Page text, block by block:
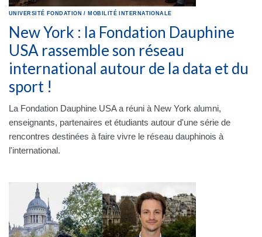
UNIVERSITÉ FONDATION / MOBILITÉ INTERNATIONALE
New York : la Fondation Dauphine
USA rassemble son réseau
international autour de la data et du
sport !
La Fondation Dauphine USA a réuni à New York alumni,
enseignants, partenaires et étudiants autour d'une série de
rencontres destinées à faire vivre le réseau dauphinois à
l'international.